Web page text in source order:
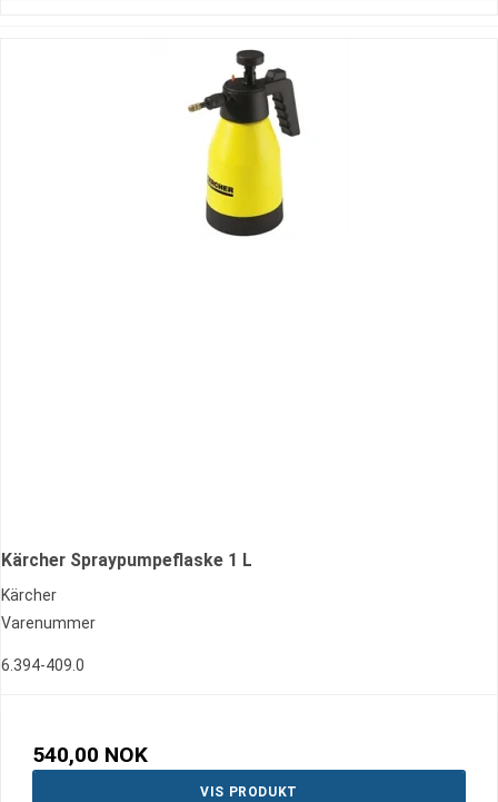
Kärcher Spraypumpeflaske 1 L
Kärcher
Varenummer
6.394-409.0
540,00 NOK
VIS PRODUKT